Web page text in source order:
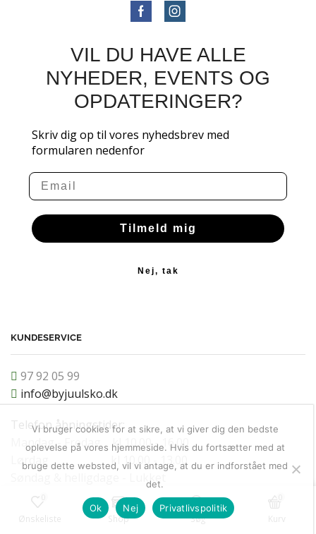
VIL DU HAVE ALLE
NYHEDER, EVENTS OG
OPDATERINGER?
Skriv dig op til vores nyhedsbrev med
formularen nedenfor
Email
Tilmeld mig
Nej, tak
KUNDESERVICE
97 92 05 99
info@byjuulsko.dk
Telefon åbningstider:
Mandag - Fredag kl 10.00 - 16.00
Lørdag kl 10.00 - 13.00
Søndag & helligdage - Lukket
Ønskeliste Shop Søg Kurv
Vi bruger cookies for at sikre, at vi giver dig den bedste
oplevelse på vores hjemmeside. Hvis du fortsætter med at
bruge dette websted, vil vi antage, at du er indforstået med
det.
Ok Nej Privatlivspolitik